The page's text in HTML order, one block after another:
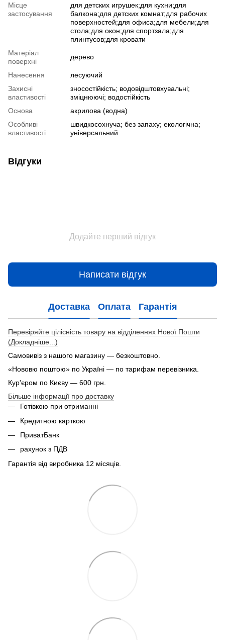
Місце
застосування
для детских игрушек;для кухни;для
балкона;для детских комнат;для рабочих
поверхностей;для офиса;для мебели;для
стола;для окон;для спортзала;для
плинтусов;для кровати
Матеріал
поверхні
дерево
Нанесення
лесуючий
Захисні
властивості
зносостійкість; водовідштовхувальні;
зміцнюючі; водостійкість
Основа
акрилова (водна)
Особливі
властивості
швидкосохнуча; без запаху; екологічна;
універсальний
Відгуки
Додайте перший відгук
Написати відгук
Доставка Оплата Гарантія
Перевіряйте цілісність товару на відділеннях Нової Пошти
(Докладніше...)
Самовивіз з нашого магазину — безкоштовно.
«Нововю поштою» по Україні — по тарифам перевізника.
Кур'єром по Києву — 600 грн.
Більше інформації про доставку
Готівкою при отриманні
Кредитною карткою
ПриватБанк
рахунок з ПДВ
Гарантія від виробника 12 місяців.